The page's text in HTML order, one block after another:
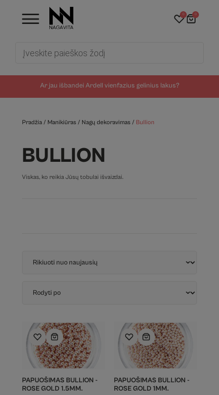
Ar jau išbandei Ardell vienfazius gelinius lakus?
0 0
Pradžia/ Manikiūras/ Nagų dekoravimas/ Bullion
BULLION
Viskas, ko reikia Jūsų tobulai išvaizdai.
PAPUOŠIMAS BULLION -
ROSE GOLD 1.5MM.
PAPUOŠIMAS BULLION -
ROSE GOLD 1MM.